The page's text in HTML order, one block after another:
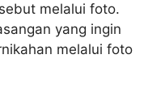
melalui foto.
yang ingin
melalui foto